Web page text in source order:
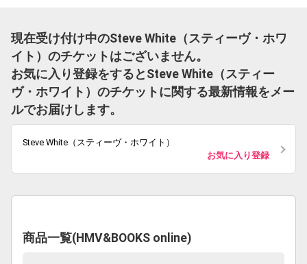
現在受け付け中のSteve White（スティーヴ・ホワ
イト）のチケットはございません。
お気に入り登録をするとSteve White（スティー
ヴ・ホワイト）のチケットに関する最新情報をメー
ルでお届けします。
Steve White（スティーヴ・ホワイト）
お気に入り登録
商品一覧(HMV&BOOKS online)